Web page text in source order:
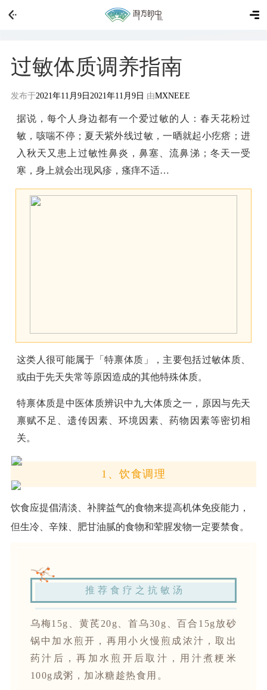
过敏体质调养指南
发布于2021年11月9日2021年11月9日 由MXNEEE
据说，每个人身边都有一个爱过敏的人
：春天花粉过
敏，咳喘不停；夏天紫外线过敏，一晒就起小疙瘩；进
入秋天又患上过敏性鼻炎，鼻塞、流鼻涕；冬天一受
寒，身上就会出现风疹，瘙痒不适…
这类人很可能属于「特禀体质」，主要包括过敏体质、
或由于先天失常等原因造成的其他特殊体质。
特禀体质是中医体质辨识中九大体质之一，原因与先天
禀赋不足、遗传因素、环境因素、药物因素等密切相
关。
1、饮食调理
饮食应提倡清淡、补脾益气的食物来提高机体免疫能力，
但生冷、辛辣、肥甘油腻的食物和荤腥发物一定要禁食。
推荐食疗之抗敏汤
乌梅15g、黄芪20g、首乌30g、百合15g放砂
锅中加水煎开，再用小火慢煎成浓汁，取出
药汁后，再加水煎开后取汁，用汁煮粳米
100g成粥，加冰糖趁热食用。